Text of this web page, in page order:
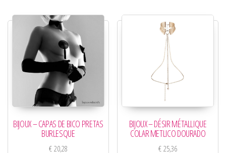
BIJOUX – CAPAS DE BICO PRETAS
BURLESQUE
€20,28
BIJOUX – DÉSIR MÉTALLIQUE
COLAR METLICO DOURADO
€25,36